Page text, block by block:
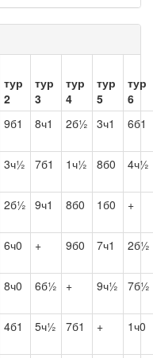
тур
2
тур
3
тур
4
тур
5
тур
6
9б1 8ч1 2б½ 3ч1 6б1
3ч½ 7б1 1ч½ 8б0 4ч½
2б½ 9ч1 8б0 1б0 +
6ч0 + 9б0 7ч1 2б½
8ч0 6б½ + 9ч½ 7б½
4б1 5ч½ 7б1 + 1ч0